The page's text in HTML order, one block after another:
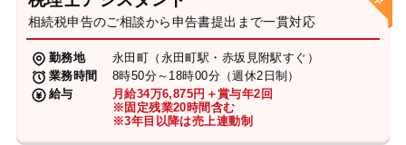
相続税申告のご相談から申告書提出まで一貫対応
勤務地
永田町（永田町駅・赤坂見附駅すぐ）
業務時間
8時50分～18時00分（週休2日制）
給与
月給34万6,875円＋賞与年2回
※固定残業20時間含む
※3年目以降は売上連動制